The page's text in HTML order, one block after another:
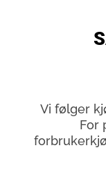
Vi følger
For